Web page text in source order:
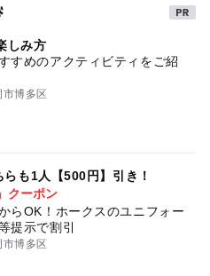
しみ方
すめのアクティビティをご紹
博多区
も1人【500円】引き！
クーポン
らOK！ホークスのユニフォー
提示で割引
博多区